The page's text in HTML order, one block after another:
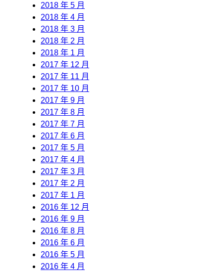
2018 年 5 月
2018 年 4 月
2018 年 3 月
2018 年 2 月
2018 年 1 月
2017 年 12 月
2017 年 11 月
2017 年 10 月
2017 年 9 月
2017 年 8 月
2017 年 7 月
2017 年 6 月
2017 年 5 月
2017 年 4 月
2017 年 3 月
2017 年 2 月
2017 年 1 月
2016 年 12 月
2016 年 9 月
2016 年 8 月
2016 年 6 月
2016 年 5 月
2016 年 4 月